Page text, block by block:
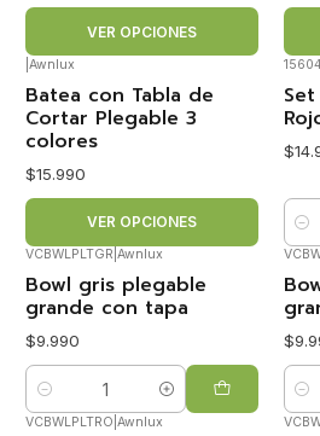
VER OPCIONES
Awnlux
Batea con Tabla de
Cortar Plegable 3
colores
$15.990
VER OPCIONES
VCBWLPLTGR Awnlux
Bowl gris plegable
grande con tapa
$9.990
Cantidad
VCBWLPLTRO Awnlux